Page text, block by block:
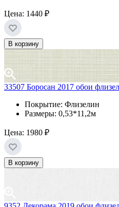
Цена: 1440 ₽
В корзину
33507 Боросан 2017 обои
Покрытие: Флизелин
Размеры: 0,53*11,2м
Цена: 1980 ₽
В корзину